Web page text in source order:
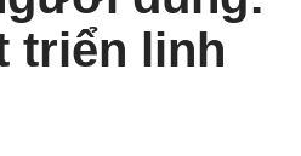
triển linh